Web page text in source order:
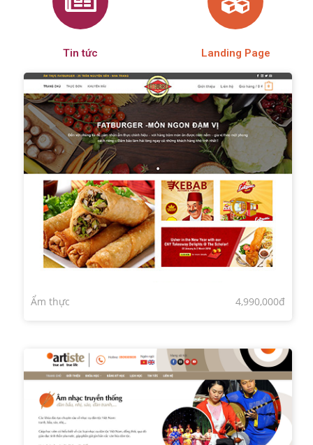
Tin tức Landing Page
Ẩm thực 4,990,000đ